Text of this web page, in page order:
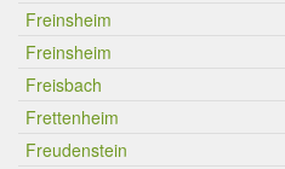
Freinsheim
Freinsheim
Freisbach
Frettenheim
Freudenstein